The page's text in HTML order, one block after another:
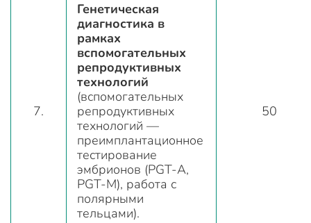
7.
Генетическая
диагностика в
рамках
вспомогательных
репродуктивных
технологий
(вспомогательных
репродуктивных
технологий —
преимплантационное
тестирование
эмбрионов (PGT-A,
PGT-M), работа с
полярными
тельцами).
50